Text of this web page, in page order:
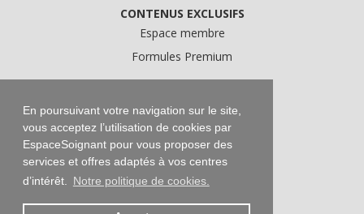
En poursuivant votre navigation sur le site,
vous acceptez l’utilisation de cookies par
EspaceSoignant pour vous proposer des
services et offres adaptés à vos centres
d’intérêt.
Notre politique de cookies.
CONTENUS EXCLUSIFS
Espace membre
Formules Premium
Conditions Générales d'Utilisation
Données personnelles
Conditions Générales de Vente
Mentions légales